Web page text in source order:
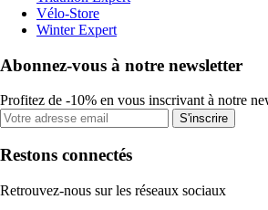
Vélo-Store
Winter Expert
Abonnez-vous à notre newsletter
Profitez de -10% en vous inscrivant à notre
S'inscrire
Restons connectés
Retrouvez-nous sur les réseaux sociaux